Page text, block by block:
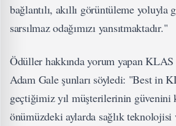
bağlantılı, akıllı görüntüleme yoluyla
sarsılmaz odağımızı yansıtmaktadır."
Ödüller hakkında yorum yapan KLAS
Adam Gale şunları söyledi: "Best in
geçtiğimiz yıl müşterilerinin güvenini
önümüzdeki aylarda sağlık